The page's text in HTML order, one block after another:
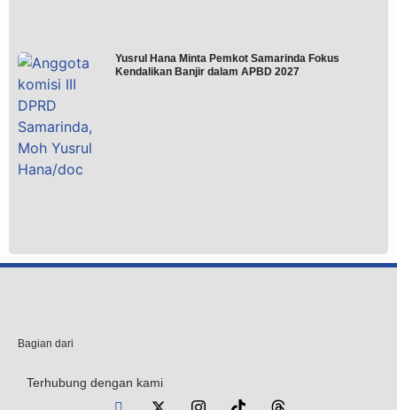
Yusrul Hana Minta Pemkot Samarinda Fokus
Kendalikan Banjir dalam APBD 2027
Bagian dari
Terhubung dengan kami